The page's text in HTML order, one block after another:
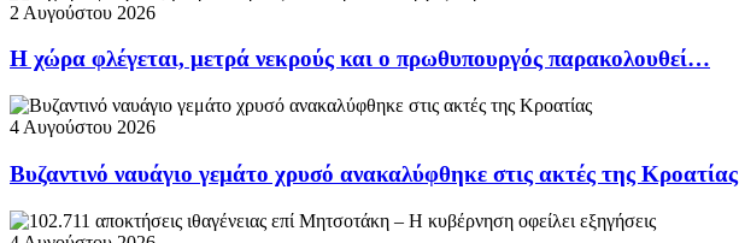
2 Αυγούστου 2026
Η χώρα φλέγεται, μετρά νεκρούς και ο πρωθυπουργός παρακολουθεί…
4 Αυγούστου 2026
Βυζαντινό ναυάγιο γεμάτο χρυσό ανακαλύφθηκε στις ακτές της Κροατίας